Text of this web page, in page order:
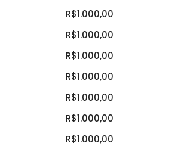
R$1.000,00
R$1.000,00
R$1.000,00
R$1.000,00
R$1.000,00
R$1.000,00
R$1.000,00